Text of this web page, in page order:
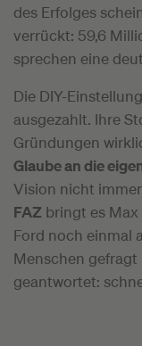
des Erfolges
verrückt: 59,6
sprechen eine
Die DIY-
ausgezahlt. Ihre
Gründungen
Glaube an die
Vision nicht
FAZ bringt es
Ford noch einmal
Menschen gefragt
geantwortet: